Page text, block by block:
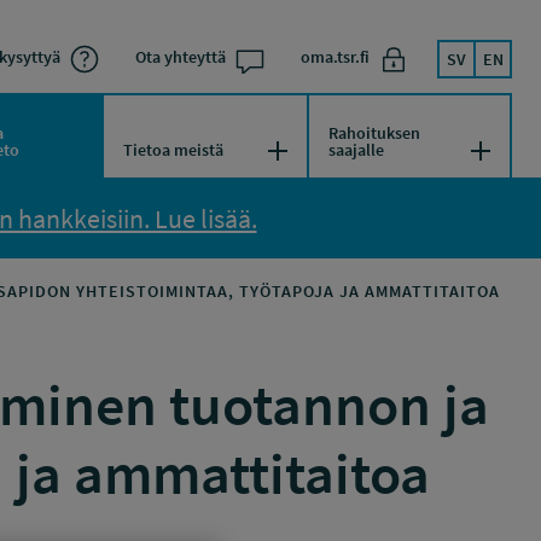
Ota yhteyttä oma.tsr.fi SV EN
Tietoa meistä Avaa/Sulje valikko
Rahoituksen
saajalle Avaa/
hankkeisiin. Lue lisää.
YHTEISTOIMINTAA, TYÖTAPOJA JA AMMATTITAITOA
tuotannon ja
ammattitaitoa